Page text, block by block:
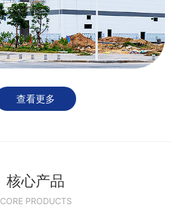
查看更多
核心产品
CORE PRODUCTS